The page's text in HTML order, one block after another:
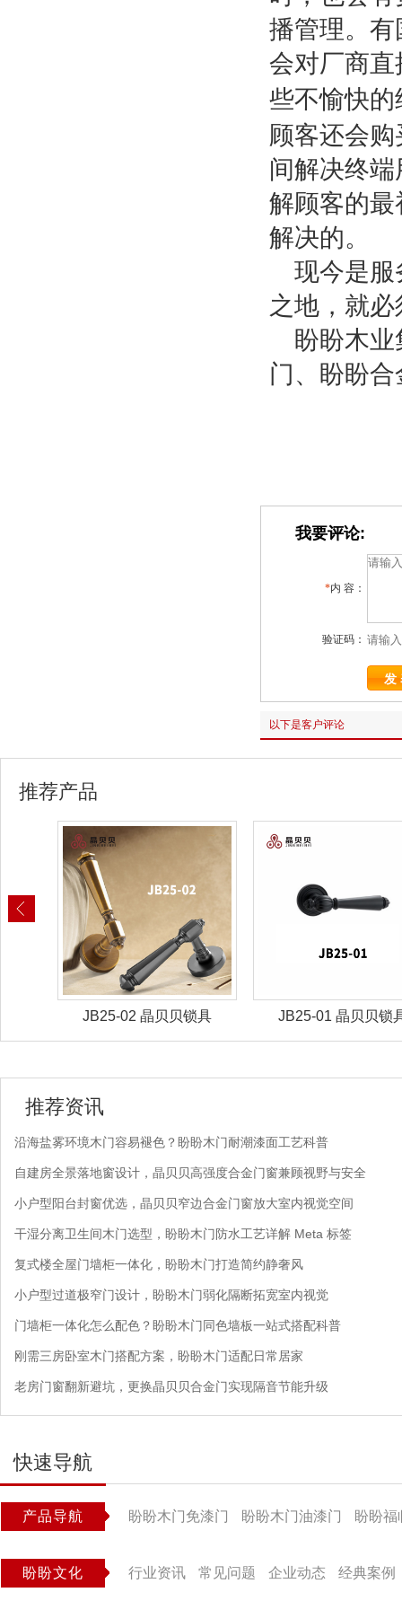
播管理。
会对厂商
些不愉快
顾客还会
间解决终
解顾客的
解决的。
现今是服
之地，就
盼盼木
门、盼盼
我要评论:
*内 容：
验证码：
以下是客户评论
推荐产品
JB25-02 晶贝贝锁具 JB25-01 晶贝贝锁
推荐资讯
沿海盐雾环境木门容易褪色？盼盼木门耐潮漆面工艺科普
自建房全景落地窗设计，晶贝贝高强度合金门窗兼顾视野与安全
小户型阳台封窗优选，晶贝贝窄边合金门窗放大室内视觉空间
干湿分离卫生间木门选型，盼盼木门防水工艺详解 Meta 标签
复式楼全屋门墙柜一体化，盼盼木门打造简约静奢风
小户型过道极窄门设计，盼盼木门弱化隔断拓宽室内视觉
门墙柜一体化怎么配色？盼盼木门同色墙板一站式搭配科普
刚需三房卧室木门搭配方案，盼盼木门适配日常居家
老房门窗翻新避坑，更换晶贝贝合金门实现隔音节能升级
快速导航
产品导航 盼盼木门免漆门 盼盼木门油漆门 盼盼福
盼盼文化 行业资讯 常见问题 企业动态 经典案例